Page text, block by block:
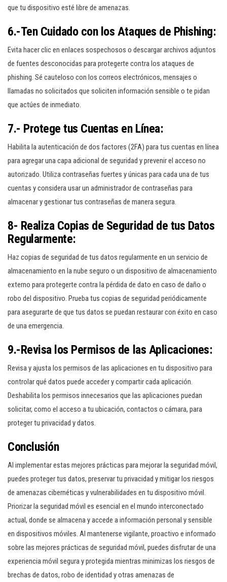
que tu dispositivo esté libre de amenazas.
6.-Ten Cuidado con los Ataques de Phishing:
Evita hacer clic en enlaces sospechosos o descargar archivos adjuntos
de fuentes desconocidas para protegerte contra los ataques de
phishing. Sé cauteloso con los correos electrónicos, mensajes o
llamadas no solicitados que soliciten información sensible o te pidan
que actúes de inmediato.
7.- Protege tus Cuentas en Línea:
Habilita la autenticación de dos factores (2FA) para tus cuentas en línea
para agregar una capa adicional de seguridad y prevenir el acceso no
autorizado. Utiliza contraseñas fuertes y únicas para cada una de tus
cuentas y considera usar un administrador de contraseñas para
almacenar y gestionar tus contraseñas de manera segura.
8- Realiza Copias de Seguridad de tus Datos
Regularmente:
Haz copias de seguridad de tus datos regularmente en un servicio de
almacenamiento en la nube seguro o un dispositivo de almacenamiento
externo para protegerte contra la pérdida de dato en caso de daño o
robo del dispositivo. Prueba tus copias de seguridad periódicamente
para asegurarte de que tus datos se puedan restaurar con éxito en caso
de una emergencia.
9.-Revisa los Permisos de las Aplicaciones:
Revisa y ajusta los permisos de las aplicaciones en tu dispositivo para
controlar qué datos puede acceder y compartir cada aplicación.
Deshabilita los permisos innecesarios que las aplicaciones puedan
solicitar, como el acceso a tu ubicación, contactos o cámara, para
proteger tu privacidad y datos.
Conclusión
Al implementar estas mejores prácticas para mejorar la seguridad móvil,
puedes proteger tus datos, preservar tu privacidad y mitigar los riesgos
de amenazas cibernéticas y vulnerabilidades en tu dispositivo móvil.
Priorizar la seguridad móvil es esencial en el mundo interconectado
actual, donde se almacena y accede a información personal y sensible
en dispositivos móviles. Al mantenerse vigilante, proactivo e informado
sobre las mejores prácticas de seguridad móvil, puedes disfrutar de una
experiencia móvil segura y protegida mientras minimizas los riesgos de
brechas de datos, robo de identidad y otras amenazas de